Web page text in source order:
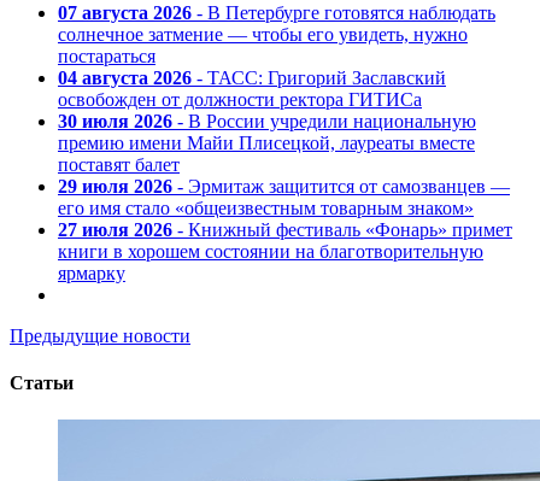
07 августа 2026 - В Петербурге готовятся наблюдать
солнечное затмение — чтобы его увидеть, нужно
постараться
04 августа 2026 - ТАСС: Григорий Заславский
освобожден от должности ректора ГИТИСа
30 июля 2026 - В России учредили национальную
премию имени Майи Плисецкой, лауреаты вместе
поставят балет
29 июля 2026 - Эрмитаж защитится от самозванцев —
его имя стало «общеизвестным товарным знаком»
27 июля 2026 - Книжный фестиваль «Фонарь» примет
книги в хорошем состоянии на благотворительную
ярмарку
Предыдущие новости
Статьи